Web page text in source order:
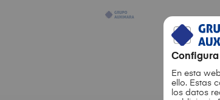
Configura
En esta
ello. Estas
los datos